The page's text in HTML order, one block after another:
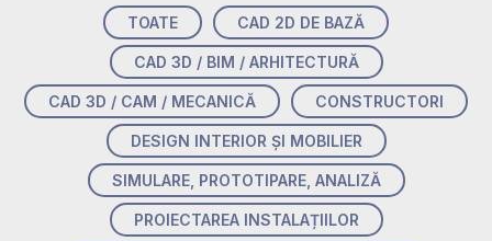
TOATE CAD 2D DE BAZĂ
CAD 3D / BIM / ARHITECTURĂ
CAD 3D / CAM / MECANICĂ CONSTRUCTORI
DESIGN INTERIOR ȘI MOBILIER
SIMULARE, PROTOTIPARE, ANALIZĂ
PROIECTAREA INSTALAȚIILOR